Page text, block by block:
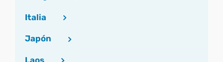
Italia
Japón
Laos